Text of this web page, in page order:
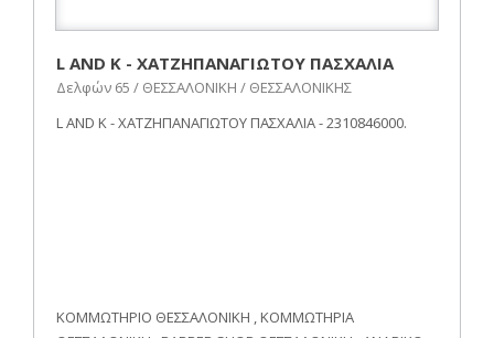
L AND K - ΧΑΤΖΗΠΑΝΑΓΙΩΤΟΥ ΠΑΣΧΑΛΙΑ
Δελφών 65 / ΘΕΣΣΑΛΟΝΙΚΗ / ΘΕΣΣΑΛΟΝΙΚΗΣ
L AND K - ΧΑΤΖΗΠΑΝΑΓΙΩΤΟΥ ΠΑΣΧΑΛΙΑ - 2310846000.
ΚΟΜΜΩΤΗΡΙΟ ΘΕΣΣΑΛΟΝΙΚΗ , ΚΟΜΜΩΤΗΡΙΑ